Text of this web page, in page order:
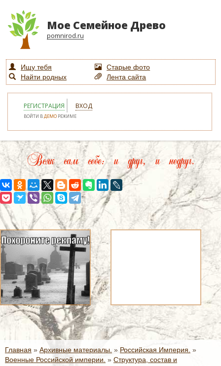
Мое Семейное Древо
pomnirod.ru
Ищу тебя
Старые фото
Найти родных
Лента сайта
РЕГИСТРАЦИЯ ВХОД
ВОЙТИ ВДЕМО РЕЖИМЕ
Всяк сам себе: и друг, и недруг.
Главная » Архивные материалы. » Российская Империя. »
Военные Российской империи. » Структура, состав и